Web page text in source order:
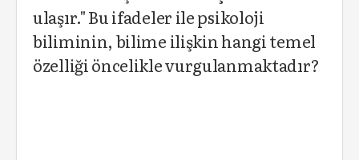
ulaşır." Bu ifadeler ile psikoloji
biliminin, bilime ilişkin hangi temel
özelliği öncelikle vurgulanmaktadır?